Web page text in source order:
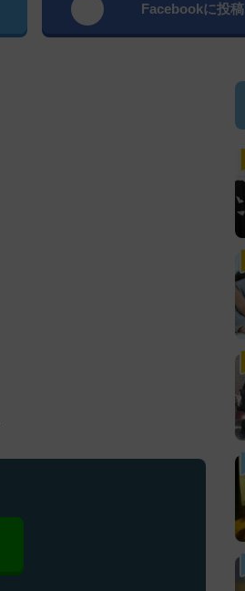
Facebookに投稿